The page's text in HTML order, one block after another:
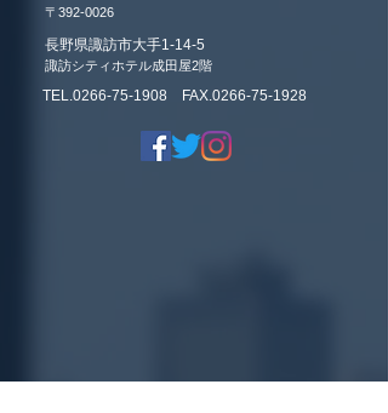
〒392-0026
長野県諏訪市大手1-14-5
諏訪シティホテル成田屋2階
TEL.0266-75-1908 FAX.0266-75-1928